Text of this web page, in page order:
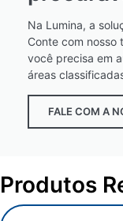
Na Lumina, a
Conte com nosso
você precisa em
áreas
FALE COM A
Produtos